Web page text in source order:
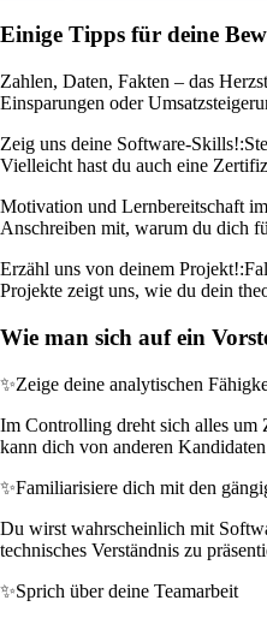
Einige Tipps für deine
Zahlen, Daten, Fakten – das
Einsparungen oder
Zeig uns deine Software-Skills!:
Vielleicht hast du auch eine
Motivation und Lernbereitschaft
Anschreiben mit, warum du dich
Erzähl uns von deinem Projekt!:
Projekte zeigt uns, wie du dein
Wie man sich auf ein
✨Zeige deine analytischen
Im Controlling dreht sich alles um
kann dich von anderen
✨Familiarisiere dich mit den
Du wirst wahrscheinlich mit
technisches Verständnis zu
✨Sprich über deine Teamarbeit